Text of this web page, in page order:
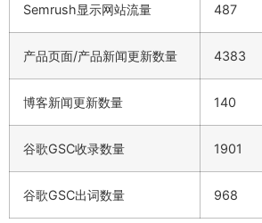
Semrush显示网站流量 487
产品页面/产品新闻更新数量 4383
博客新闻更新数量 140
谷歌GSC收录数量 1901
谷歌GSC出词数量 968